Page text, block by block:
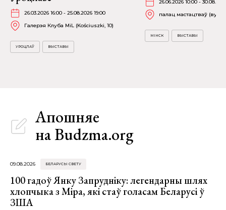
26.03.2026 16:00 - 25.08.2026 19:00
Галерэя Клуба MiL (Kościuszki, 10)
УРОЦЛАЎ ВЫСТАВЫ
26.06.2026 10:00 -
палац мастацтваў (вул.
МІНСК ВЫСТАВЫ
Апошняе
на Budzma.org
09.08.2026 БЕЛАРУСЫ СВЕТУ
100 гадоў Янку Запрудніку: легендарны шлях
хлопчыка з Міра, які стаў голасам Беларусі ў
ЗША